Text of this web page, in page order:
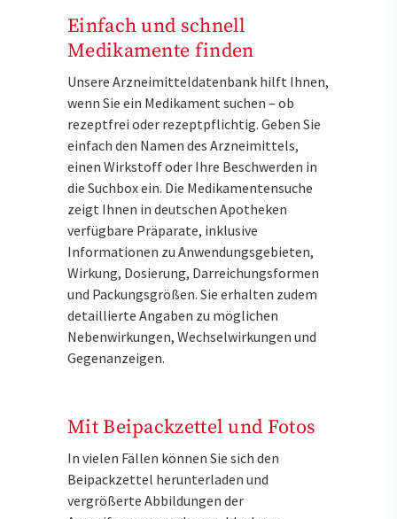
Einfach und schnell
Medikamente finden
Unsere Arzneimitteldatenbank hilft Ihnen,
wenn Sie ein Medikament suchen – ob
rezeptfrei oder rezeptpflichtig. Geben Sie
einfach den Namen des Arzneimittels,
einen Wirkstoff oder Ihre Beschwerden in
die Suchbox ein. Die Medikamentensuche
zeigt Ihnen in deutschen Apotheken
verfügbare Präparate, inklusive
Informationen zu Anwendungsgebieten,
Wirkung, Dosierung, Darreichungsformen
und Packungsgrößen. Sie erhalten zudem
detaillierte Angaben zu möglichen
Nebenwirkungen, Wechselwirkungen und
Gegenanzeigen.
Mit Beipackzettel und Fotos
In vielen Fällen können Sie sich den
Beipackzettel herunterladen und
vergrößerte Abbildungen der